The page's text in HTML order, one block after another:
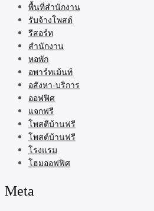
พื้นที่สำนักงาน
รับจ้างโพสต์
รีสอร์ท
สำนักงาน
หอพัก
อพาร์ทเม้นท์
อสังหา-บริการ
ออฟฟิศ
แจกฟรี
โพสตืบ้านฟรี
โพสต์บ้านฟรี
โรงแรม
โฮมออฟฟิศ
Meta